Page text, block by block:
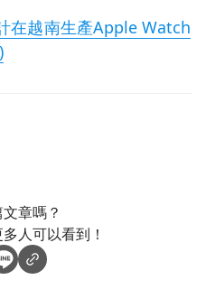
在越南生產Apple Watch
章嗎？
人可以看到！